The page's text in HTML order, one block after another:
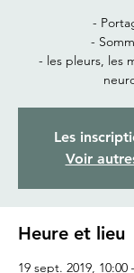
-
-
- les pleurs, les
Les
Voir
Heure et lieu
19 sept. 2019, 10:00